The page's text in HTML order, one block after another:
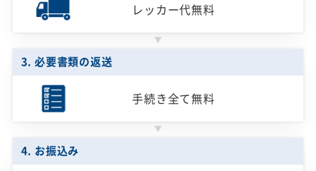
レッカー代無料
3. 必要書類の返送
手続き全て無料
4. お振込み